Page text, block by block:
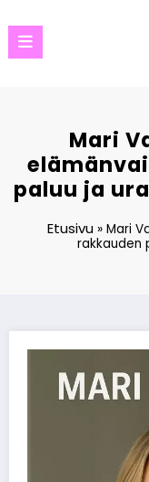
to
content
Mari
paluu ja
Etusivu» Mari
rakkauden